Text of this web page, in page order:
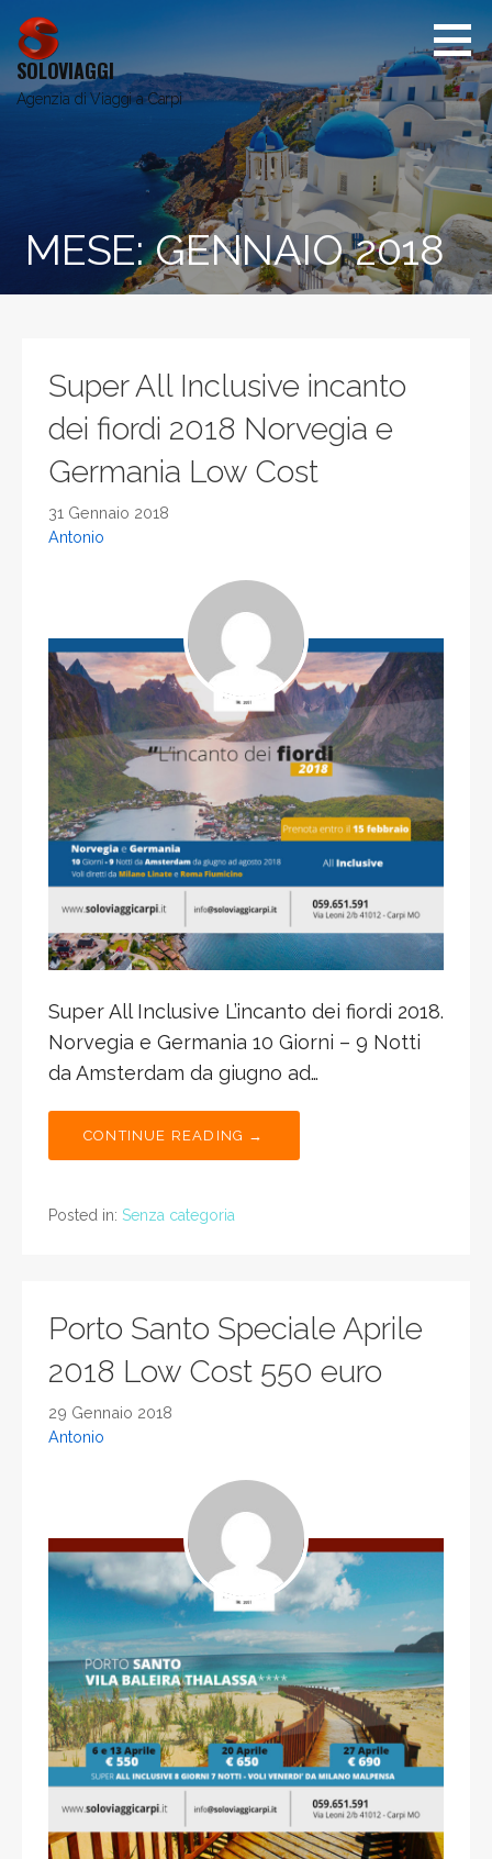
Passa
contenuto
SOLOVIAGGI
Agenzia di Viaggi a Carpi
MESE:GENNAIO 2018
Super All Inclusive incanto
dei fiordi 2018 Norvegia e
Germania Low Cost
31 Gennaio 2018
Antonio
Super All Inclusive L’incanto dei fiordi 2018.
Norvegia e Germania 10 Giorni – 9 Notti
da Amsterdam da giugno ad…
CONTINUE READING →
Posted in: Senza categoria
Porto Santo Speciale Aprile
2018 Low Cost 550 euro
29 Gennaio 2018
Antonio